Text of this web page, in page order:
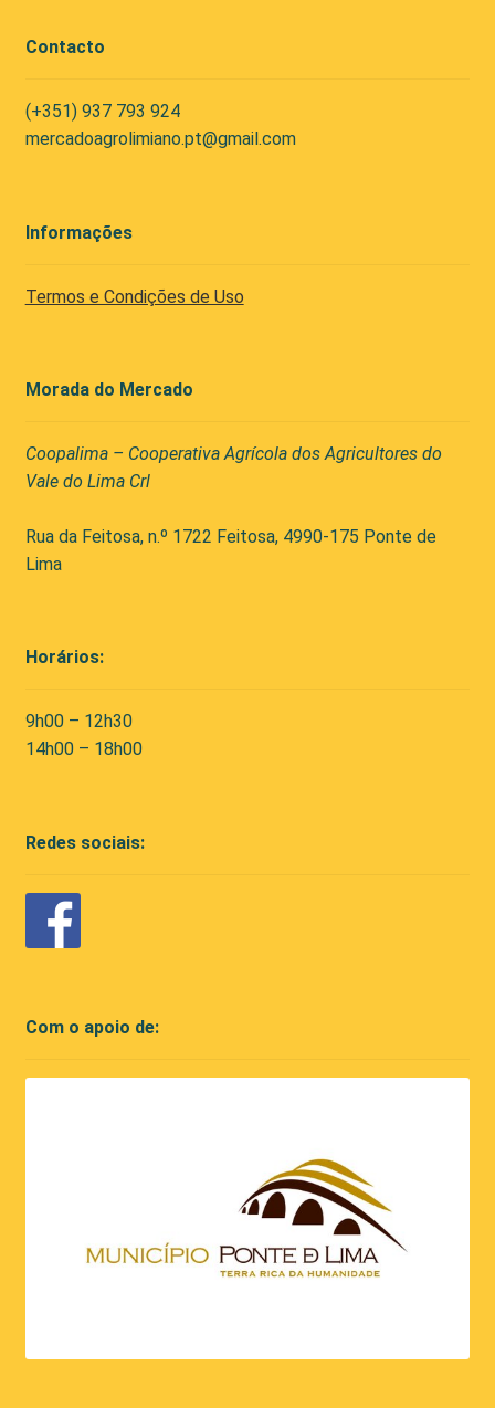
Contacto
(+351) 937 793 924
mercadoagrolimiano.pt@gmail.com
Informações
Termos e Condições de Uso
Morada do Mercado
Coopalima – Cooperativa Agrícola dos Agricultores do
Vale do Lima Crl
Rua da Feitosa, n.º 1722 Feitosa, 4990-175 Ponte de
Lima
Horários:
9h00 – 12h30
14h00 – 18h00
Redes sociais:
Com o apoio de: